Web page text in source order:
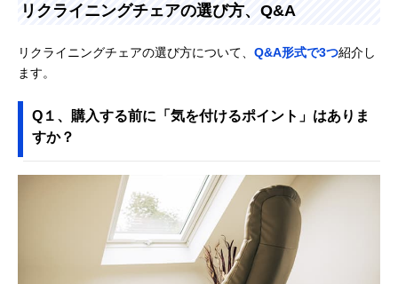
リクライニングチェアの選び方、Q&A
リクライニングチェアの選び方について、 Q&A形式で3つ紹介し
ます。
Q１、購入する前に「気を付けるポイント」はありま
すか？